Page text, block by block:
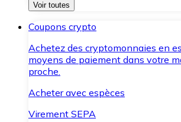
Voir toutes
Coupons crypto
Achetez des cryptomonnaies en
moyens de paiement dans votre
proche.
Acheter avec espèces
Virement SEPA